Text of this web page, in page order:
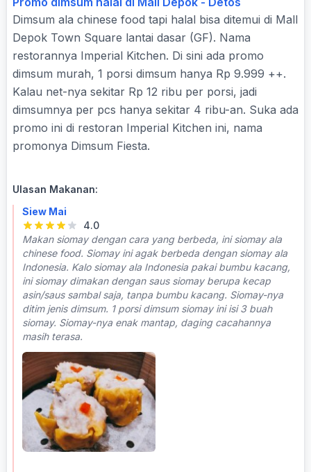
Dimsum ala chinese food tapi halal bisa ditemui di Mall
Depok Town Square lantai dasar (GF). Nama
restorannya Imperial Kitchen. Di sini ada promo
dimsum murah, 1 porsi dimsum hanya Rp 9.999 ++.
Kalau net-nya sekitar Rp 12 ribu per porsi, jadi
dimsumnya per pcs hanya sekitar 4 ribu-an. Suka ada
promo ini di restoran Imperial Kitchen ini, nama
promonya Dimsum Fiesta.
Ulasan Makanan:
Siew Mai
4.0
Makan siomay dengan cara yang berbeda, ini siomay ala
chinese food. Siomay ini agak berbeda dengan siomay ala
Indonesia. Kalo siomay ala Indonesia pakai bumbu kacang,
ini siomay dimakan dengan saus siomay berupa kecap
asin/saus sambal saja, tanpa bumbu kacang. Siomay-nya
ditim jenis dimsum. 1 porsi dimsum siomay ini isi 3 buah
siomay. Siomay-nya enak mantap, daging cacahannya
masih terasa.